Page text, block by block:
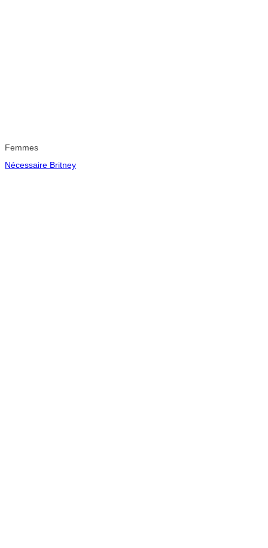
Femmes
Nécessaire Britney